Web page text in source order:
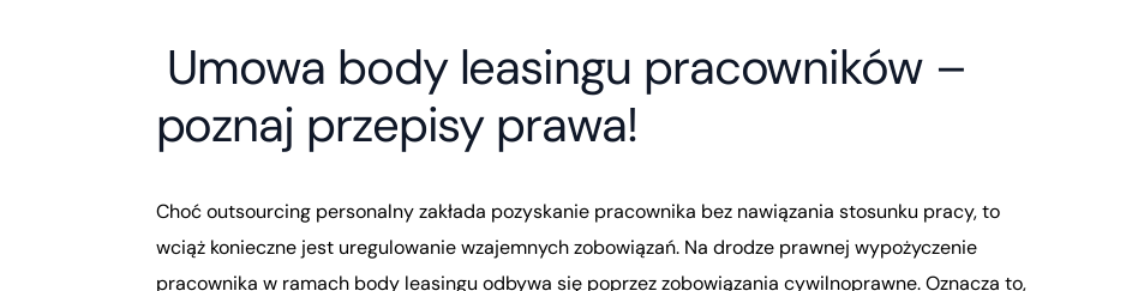
Umowa body leasingu pracowników –
poznaj przepisy prawa!
Choć outsourcing personalny zakłada pozyskanie pracownika bez nawiązania stosunku pracy, to
wciąż konieczne jest uregulowanie wzajemnych zobowiązań. Na drodze prawnej wypożyczenie
pracownika w ramach body leasingu odbywa się poprzez zobowiązania cywilnoprawne. Oznacza to,